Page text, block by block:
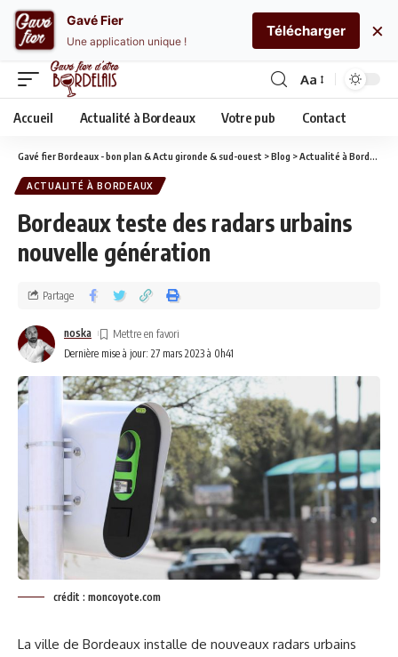
Aa
Accueil Actualité à Bordeaux Votre pub Contact
Gavé fier Bordeaux - bon plan & Actu gironde & sud-ouest >Blog >Actualité à Bordeaux
ACTUALITÉ À BORDEAUX
Bordeaux teste des radars urbains
nouvelle génération
Dernière mise à jour: 27 mars 2023 à 0h41
noska
Partage
crédit : moncoyote.com
La ville de Bordeaux installe de nouveaux radars urbains
Gavé Fier
Une application unique !
Télécharger ×